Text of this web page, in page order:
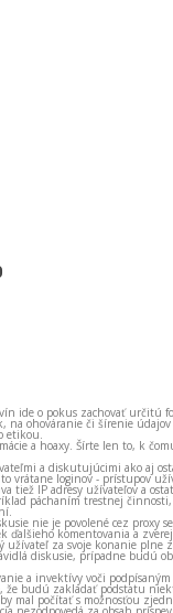
ide o pokus zachovať
na ohováranie či šírenie
etikou.
a hoaxy. Šírte len to, k
a diskutujúcimi ako aj
vrátane loginov - prístupov
tiež IP adresy užívateľov a
páchaním trestnej
nie je povolené cez proxy
ďalšieho komentovania a
užívateľ za svoje konanie plne
diskusie, prípadne budú
a invektívy voči
že budú zakladať podstatu
mal počítať s možnosťou